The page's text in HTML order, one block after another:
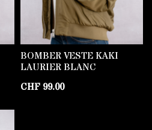
BOMBER VESTE KAKI
LAURIER BLANC
CHF 99.00